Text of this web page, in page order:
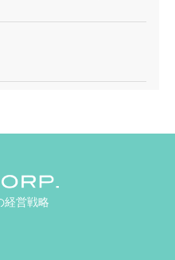
経営戦略